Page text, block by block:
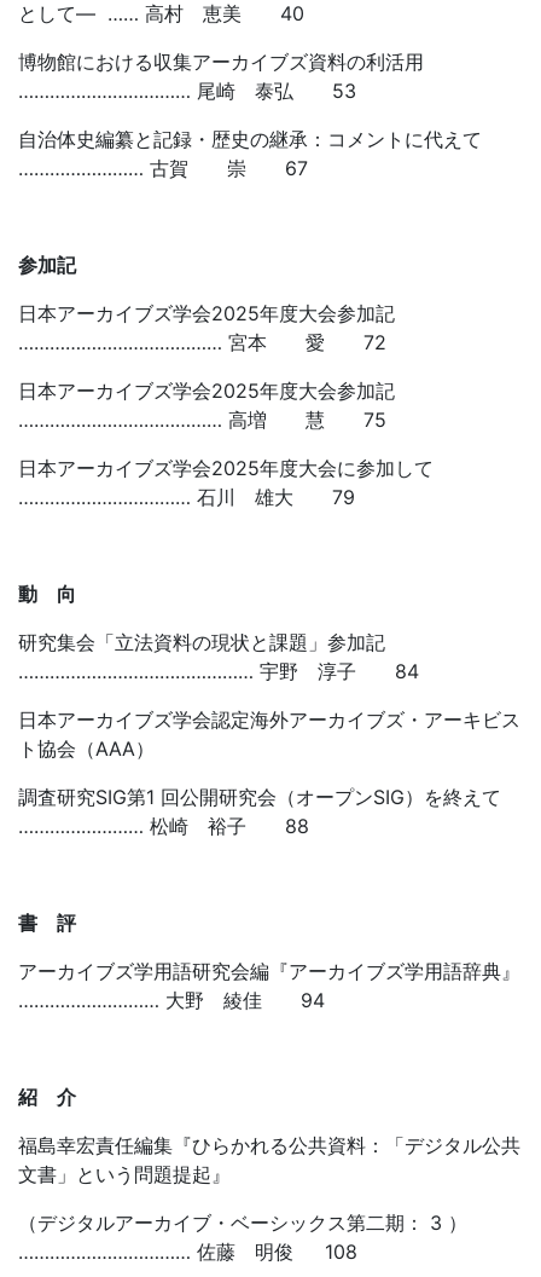
として― …… 高村 恵美 40
博物館における収集アーカイブズ資料の利活用
…………………………… 尾崎 泰弘 53
自治体史編纂と記録・歴史の継承：コメントに代えて
…………………… 古賀 崇 67
参加記
日本アーカイブズ学会2025年度大会参加記
………………………………… 宮本 愛 72
日本アーカイブズ学会2025年度大会参加記
………………………………… 高増 慧 75
日本アーカイブズ学会2025年度大会に参加して
…………………………… 石川 雄大 79
動 向
研究集会「立法資料の現状と課題」参加記
……………………………………… 宇野 淳子 84
日本アーカイブズ学会認定海外アーカイブズ・アーキビス
ト協会（AAA）
調査研究SIG第1 回公開研究会（オープンSIG）を終えて
…………………… 松崎 裕子 88
書 評
アーカイブズ学用語研究会編『アーカイブズ学用語辞典』
……………………… 大野 綾佳 94
紹 介
福島幸宏責任編集『ひらかれる公共資料：「デジタル公共
文書」という問題提起』
（デジタルアーカイブ・ベーシックス第二期： 3 ）
…………………………… 佐藤 明俊 108